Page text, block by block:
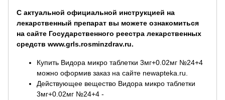
С актуальной официальной инструкцией на
лекарственный препарат вы можете ознакомиться
на сайте Государственного реестра лекарственных
средств www.grls.rosminzdrav.ru.
Купить Видора микро таблетки 3мг+0.02мг №24+4
можно оформив заказ на сайте newapteka.ru.
Действующее вещество Видора микро таблетки
3мг+0.02мг №24+4 -